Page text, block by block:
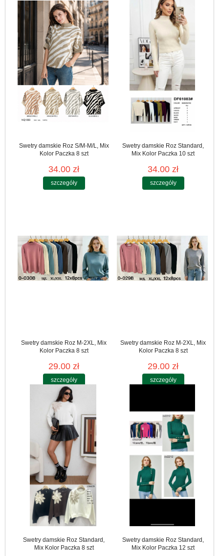
Swetry damskie Roz S/M-M/L, Mix
Kolor Paczka 8 szt
34.00 zł
szczegóły
Swetry damskie Roz Standard,
Mix Kolor Paczka 10 szt
34.00 zł
szczegóły
Swetry damskie Roz M-2XL, Mix
Kolor Paczka 8 szt
29.00 zł
szczegóły
Swetry damskie Roz M-2XL, Mix
Kolor Paczka 8 szt
29.00 zł
szczegóły
Swetry damskie Roz Standard,
Mix Kolor Paczka 8 szt
Swetry damskie Roz Standard,
Mix Kolor Paczka 12 szt